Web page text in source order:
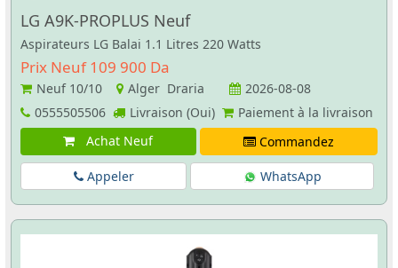
LG A9K-PROPLUS Neuf
Aspirateurs LG Balai 1.1 Litres 220 Watts
Prix Neuf 109 900 Da
Neuf 10/10 Alger Draria
2026-08-08
0555505506
Livraison (Oui)
Paiement à la livraison
Achat Neuf
Commandez
Appeler WhatsApp